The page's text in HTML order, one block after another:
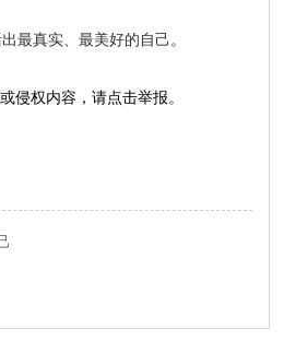
最真实、最美好的自己。
侵权内容，请点击举报。